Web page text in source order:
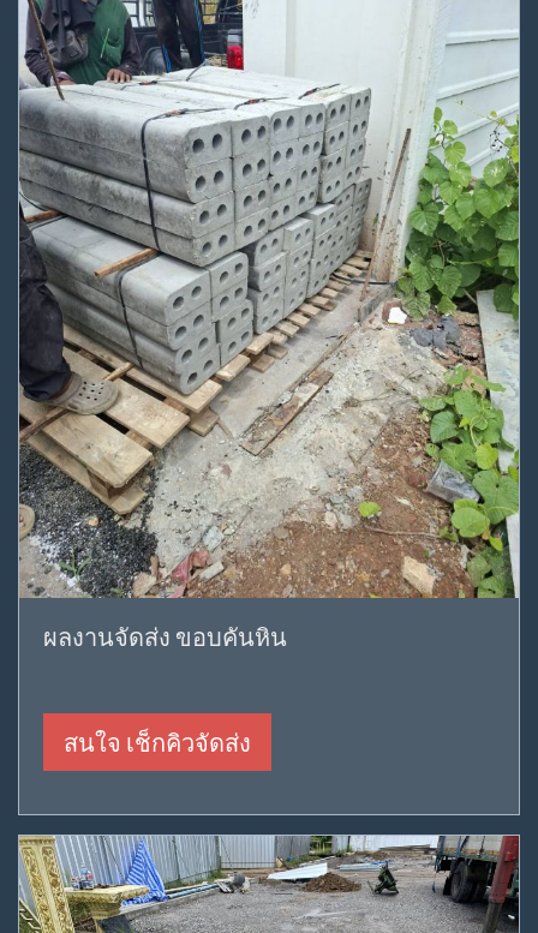
ผลงานจัดส่ง ขอบคันหิน
สนใจ เช็กคิวจัดส่ง